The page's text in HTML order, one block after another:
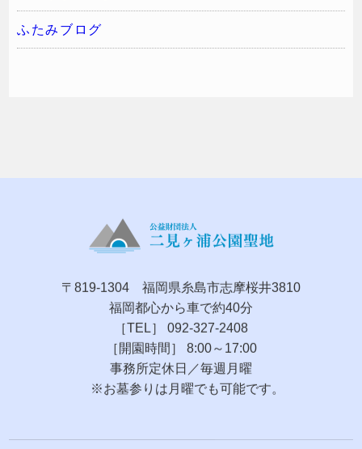
ふたみブログ
〒819-1304 福岡県糸島市志摩桜井3810
福岡都心から車で約40分
［TEL］ 092-327-2408
［開園時間］ 8:00～17:00
事務所定休日／毎週月曜
※お墓参りは月曜でも可能です。